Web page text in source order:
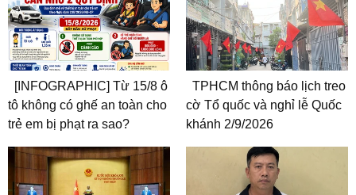
[INFOGRAPHIC] Từ 15/8 ô
tô không có ghế an toàn cho
trẻ em bị phạt ra sao?
TPHCM thông báo lịch treo
cờ Tổ quốc và nghỉ lễ Quốc
khánh 2/9/2026